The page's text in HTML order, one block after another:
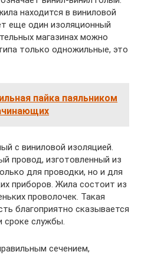
находится в виниловой
еще один изоляционный
магазинах можно
только одножильные, это
пайка паяльником
с виниловой изоляцией.
провод, изготовленный из
для проводки, но и для
приборов. Жила состоит из
проволочек. Такая
благоприятно сказывается
сроке службы.
сечением,